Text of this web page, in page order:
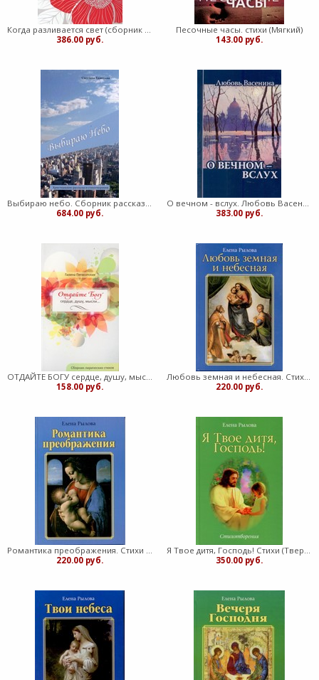
Когда разливается свет (сборник стихотворений) (Мягкий)
386.00 руб.
Песочные часы. стихи (Мягкий)
143.00 руб.
Выбираю небо. Сборник рассказов и стихов (Светлана Тимохина)
684.00 руб.
О вечном - вслух. Любовь Васенина. Стихи (Твердый)
383.00 руб.
ОТДАЙТЕ БОГУ сердце, душу, мысли (сборник стихов, Галина Пятисотских) (Мягкий)
158.00 руб.
Любовь земная и небесная. Стихи (Твердый)
220.00 руб.
Романтика преображения. Стихи (Твердый)
220.00 руб.
Я Твое дитя, Господь! Стихи (Твердый)
350.00 руб.